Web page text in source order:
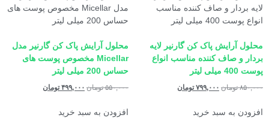
محلول آرایش پاک کن گارنیر لایه
بردار و صاف کننده مناسب انواع
پوست 400 میلی لیتر
۸۵۰,۰۰۰ تومان ۷۹۹,۰۰۰ تومان
افزودن به سبد خرید
محلول آرایش پاک کن گارنیر مدل
Micellar مخصوص پوست های
حساس 200 میلی لیتر
۵۵۰,۰۰۰ تومان ۴۹۹,۰۰۰ تومان
افزودن به سبد خرید